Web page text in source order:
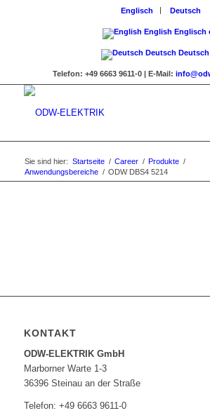
Englisch Deutsch
English Englisch
Deutsch Deutsch
Telefon: +49 6663 9611-0 | E-Mail:
Sie sind hier: Startseite / Career / Produkte /
Anwendungsbereiche / ODW DBS4 5214
KONTAKT
ODW-ELEKTRIK GmbH
Marborner Warte 1-3
36396 Steinau an der Straße
Telefon: +49 6663 9611-0